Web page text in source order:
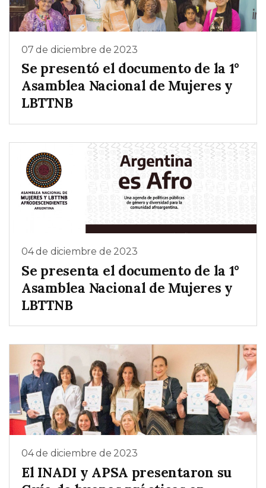
07 de diciembre de 2023
Se presentó el documento de la 1°
Asamblea Nacional de Mujeres y
LBTTNB
04 de diciembre de 2023
Se presenta el documento de la 1°
Asamblea Nacional de Mujeres y
LBTTNB
04 de diciembre de 2023
El INADI y APSA presentaron su